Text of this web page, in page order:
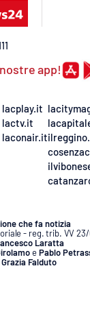
app!
lacplay.it
lactv.it
laconair.it
che fa notizia
- reg. trib. VV 23/
Laratta
ePablo
Falduto